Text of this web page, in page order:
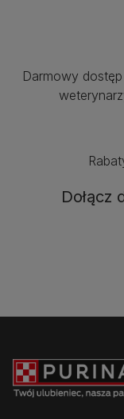
Darmowy
Dołącz